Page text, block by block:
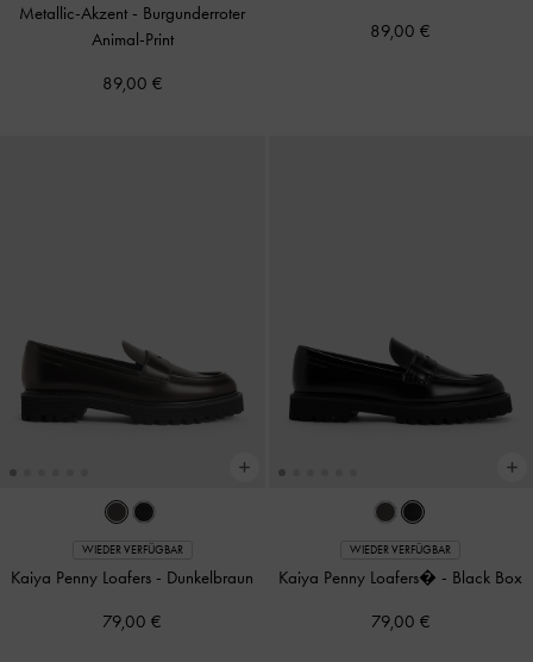
Metallic-Akzent - Burgunderroter
Animal-Print
89,00 €
89,00 €
WIEDER VERFÜGBAR
Kaiya Penny Loafers - Dunkelbraun
79,00 €
WIEDER VERFÜGBAR
Kaiya Penny Loafers� - Black Box
79,00 €